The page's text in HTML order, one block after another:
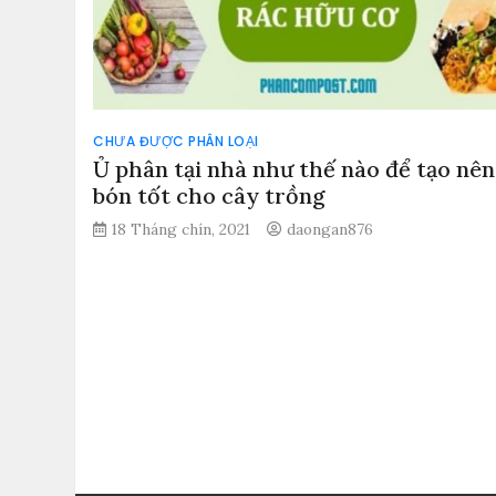
CHƯA ĐƯỢC PHÂN LOẠI
Ủ phân tại nhà như thế nào để tạo
bón tốt cho cây trồng
18 Tháng chín, 2021 daongan876